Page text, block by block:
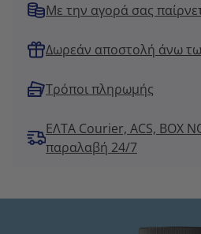
Με την αγορά σας
Δωρεάν αποστολή άνω
Τρόποι πληρωμής
ΕΛΤΑ Courier, ACS, BOX
παραλαβή 24/7